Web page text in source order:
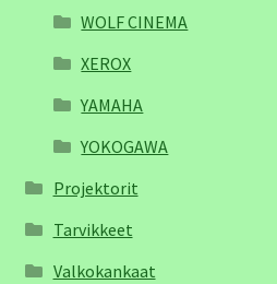
WOLF CINEMA
XEROX
YAMAHA
YOKOGAWA
Projektorit
Tarvikkeet
Valkokankaat